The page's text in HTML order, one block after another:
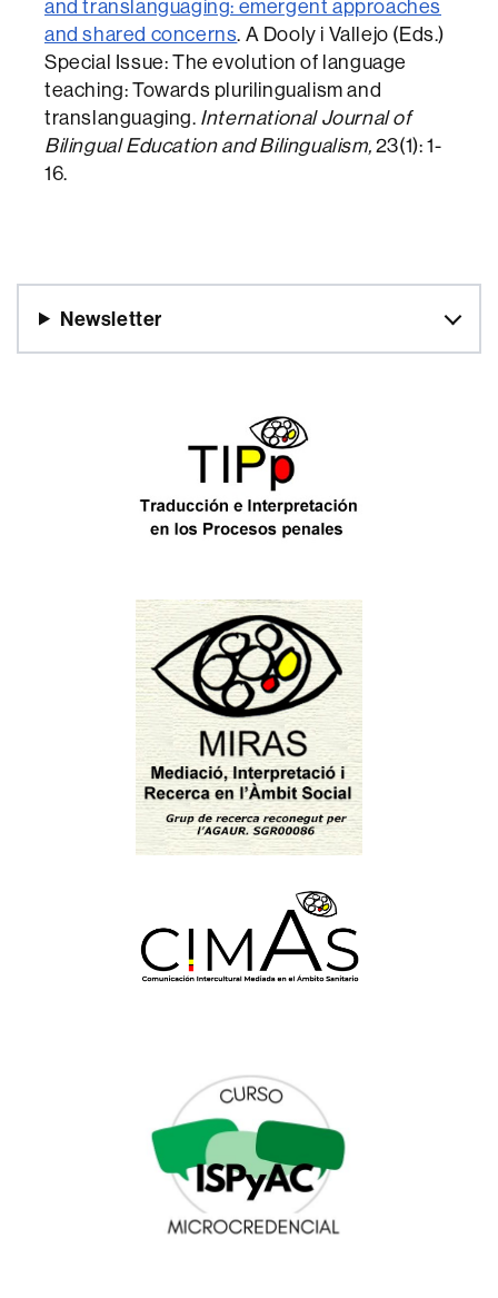
and translanguaging: emergent approaches
and shared concerns. A Dooly i Vallejo (Eds.)
Special Issue: The evolution of language
teaching: Towards plurilingualism and
translanguaging. International Journal of
Bilingual Education and Bilingualism,23(1): 1-
16.
Newsletter